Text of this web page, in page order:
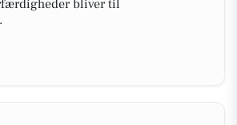
bliver til